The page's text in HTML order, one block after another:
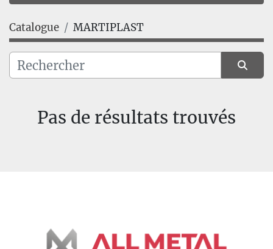
Catégorie
Fabricant
Modèle
Catalogue MARTIPLAST
Pas de résultats trouvés